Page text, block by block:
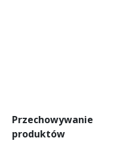
Przechowywanie
produktów